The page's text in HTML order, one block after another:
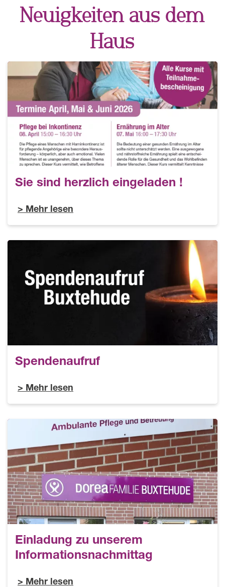
Neuigkeiten aus dem
Haus
Sie sind herzlich eingeladen !
Mehr lesen
Spendenaufruf
Mehr lesen
Einladung zu unserem
Informationsnachmittag
Mehr lesen